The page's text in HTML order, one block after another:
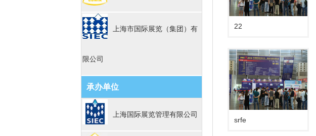
上海市国际展览（集团）有
限公司
承办单位
上海国际展览管理有限公司
22
srfe